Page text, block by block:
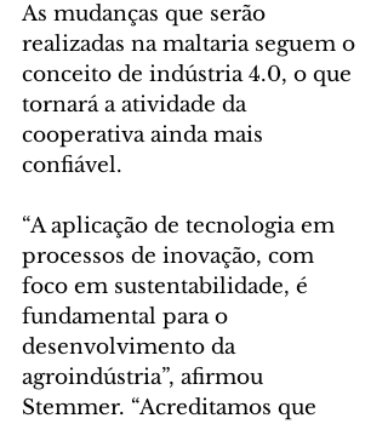
As mudanças que serão
realizadas na maltaria seguem o
conceito de indústria 4.0, o que
tornará a atividade da
cooperativa ainda mais
confiável.
“A aplicação de tecnologia em
processos de inovação, com
foco em sustentabilidade, é
fundamental para o
desenvolvimento da
agroindústria”, afirmou
Stemmer. “Acreditamos que